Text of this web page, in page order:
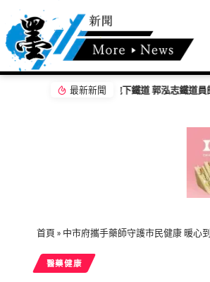
最新新聞
首頁 » 中市府攜手藥師守護市民健康 暖心
醫藥健康